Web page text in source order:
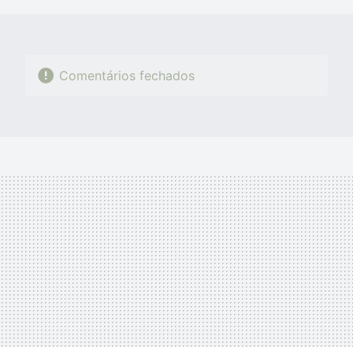
Comentários fechados